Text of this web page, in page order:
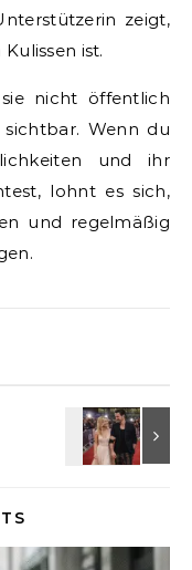
zeigt,
ist.
nicht öffentlich
Wenn du
und ihr
lohnt es sich,
und regelmäßig